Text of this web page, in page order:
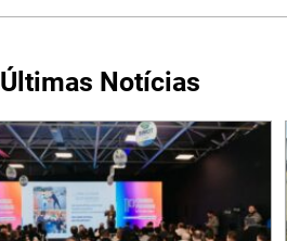
Últimas Notícias